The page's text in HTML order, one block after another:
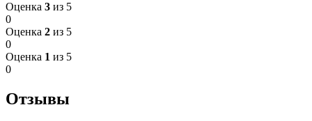
Оценка 3 из 5
0
Оценка 2 из 5
0
Оценка 1 из 5
0
Отзывы